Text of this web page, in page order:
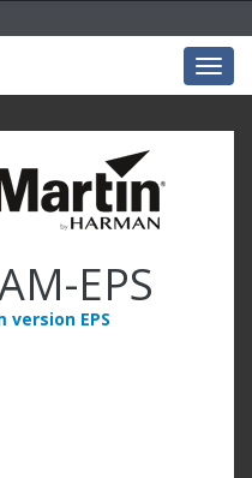
EPS
version EPS